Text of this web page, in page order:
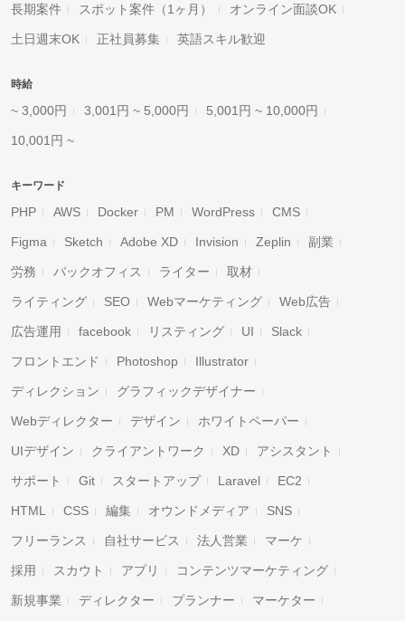
長期案件 スポット案件（1ヶ月） オンライン面談OK
土日週末OK 正社員募集 英語スキル歓迎
時給
~ 3,000円 3,001円 ~ 5,000円 5,001円 ~ 10,000円
10,001円 ~
キーワード
PHP AWS Docker PM WordPress CMS
Figma Sketch Adobe XD Invision Zeplin 副業
労務 バックオフィス ライター 取材
ライティング SEO Webマーケティング Web広告
広告運用 facebook リスティング UI Slack
フロントエンド Photoshop Illustrator
ディレクション グラフィックデザイナー
Webディレクター デザイン ホワイトペーパー
UIデザイン クライアントワーク XD アシスタント
サポート Git スタートアップ Laravel EC2
HTML CSS 編集 オウンドメディア SNS
フリーランス 自社サービス 法人営業 マーケ
採用 スカウト アプリ コンテンツマーケティング
新規事業 ディレクター プランナー マーケター